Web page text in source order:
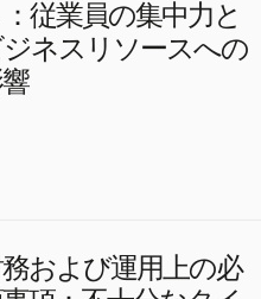
：従業員の集中力と
ジネスリソースへの
および運用上の必